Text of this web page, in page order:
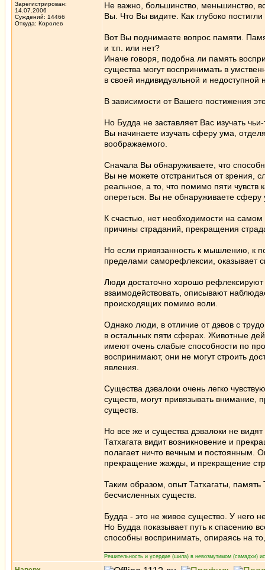
Зарегистрирован:
14.07.2006
Суждений: 14466
Откуда: Королев
Не важно, большинство, меньшинство,
Вы. Что Вы видите. Как глубоко постигли
Вот Вы поднимаете вопрос памяти.
и т.п. или нет?
Иначе говоря, подобна ли память
существа могут воспринимать в
в своей индивидуальной и недоступной
В зависимости от Вашего постижения
Но Будда не заставляет Вас изучать
Вы начинаете изучать сферу ума,
воображаемого.
Сначала Вы обнаруживаете, что
Вы не можете отстраниться от зрения,
реальное, а то, что помимо пяти
опереться. Вы не обнаруживаете сферу
К счастью, нет необходимости на самом
причины страданий, прекращения
Но если привязанность к мышлению, к
пределами саморефлексии, оказывает
Люди достаточно хорошо рефлексируют
взаимодействовать, описывают
происходящих помимо воли.
Однако люди, в отличие от дэвов с
в остальных пяти сферах. Животные
имеют очень слабые способности по
воспринимают, они не могут строить
явления.
Существа дэвалоки очень легко
существ, могут привязывать внимание,
существ.
Но все же и существа дэвалоки не
Татхагата видит возникновение и
полагает ничто вечным и постоянным.
прекращение жажды, и прекращение
Таким образом, опыт Татхагаты,
бесчисленных существ.
Будда - это не живое существо. У него
Но Будда показывает путь к спасению
способны воспринимать, опираясь на
Решительность и усердие (шила) в невозмутимом (самадхи)